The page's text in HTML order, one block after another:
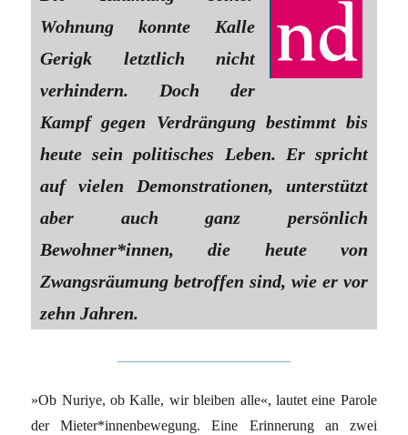
Wohnung konnte Kalle
Gerigk letztlich nicht
verhindern. Doch der
Kampf gegen Verdrängung bestimmt bis
heute sein politisches Leben. Er spricht
auf vielen Demonstrationen, unterstützt
aber auch ganz persönlich
Bewohner*innen, die heute von
Zwangsräumung betroffen sind, wie er vor
zehn Jahren.
»Ob Nuriye, ob Kalle, wir bleiben alle«, lautet eine Parole
der Mieter*innenbewegung. Eine Erinnerung an zwei